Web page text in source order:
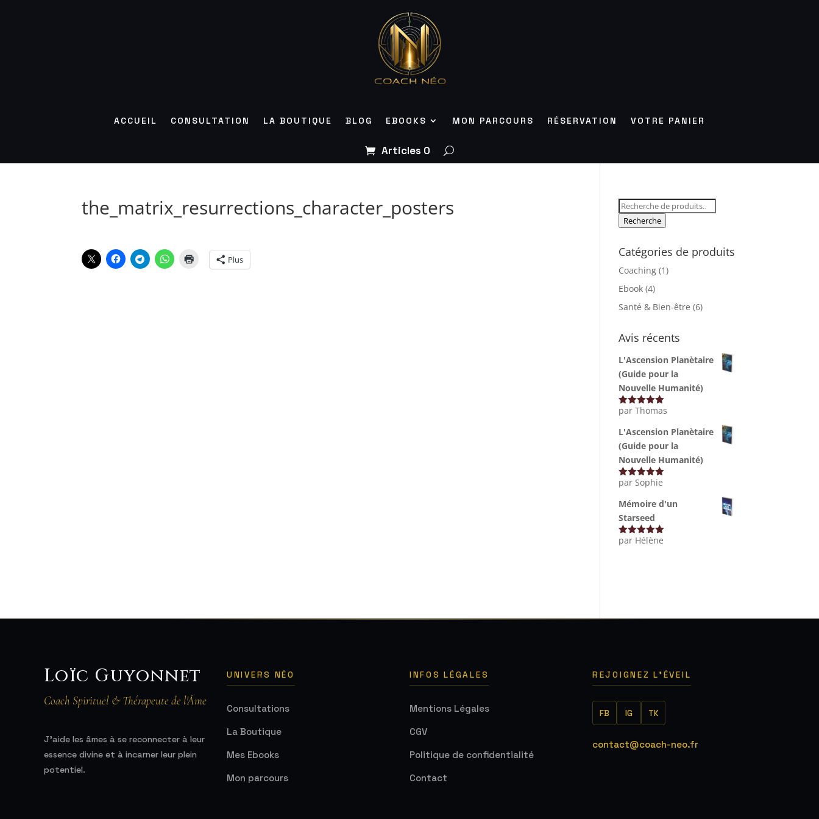
ACCUEIL CONSULTATION LA BOUTIQUE BLOG EBOOKS MON PARCOURS RÉSERVATION VOTRE PANIER
Articles 0
the_matrix_resurrections_character_posters
Plus
Recherche
pour :
Recherche
Catégories de produits
Coaching (1)
Ebook (4)
Santé & Bien-être (6)
Avis récents
L'Ascension Planètaire
(Guide pour la
Nouvelle Humanité)
Note 5sur
par Thomas
L'Ascension Planètaire
(Guide pour la
Nouvelle Humanité)
Note5sur
par Sophie
Mémoire d'un
Starseed
Note5sur
par Hélène
Loïc Guyonnet
Coach Spirituel & Thérapeute de l'Âme
J'aide les âmes à se reconnecter à leur
essence divine et à incarner leur plein
potentiel.
UNIVERS NÉO
Consultations
La Boutique
Mes Ebooks
Mon parcours
INFOS LÉGALES
Mentions Légales
CGV
Politique de confidentialité
Contact
REJOIGNEZ L'ÉVEIL
FB IG TK
contact@coach-neo.fr